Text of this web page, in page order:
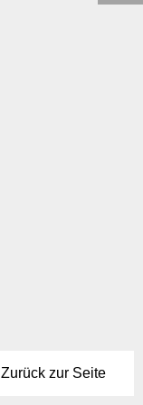
Zurück zur Seite